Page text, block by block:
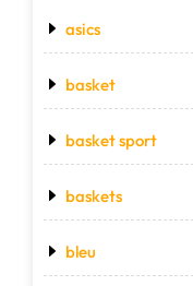
asics
basket
basket sport
baskets
bleu